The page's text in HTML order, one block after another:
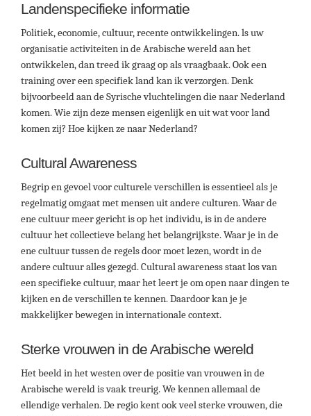
Landenspecifieke informatie
Politiek, economie, cultuur, recente ontwikkelingen. ls uw
organisatie activiteiten in de Arabische wereld aan het
ontwikkelen, dan treed ik graag op als vraagbaak. Ook een
training over een specifiek land kan ik verzorgen. Denk
bijvoorbeeld aan de Syrische vluchtelingen die naar Nederland
komen. Wie zijn deze mensen eigenlijk en uit wat voor land
komen zij? Hoe kijken ze naar Nederland?
Cultural Awareness
Begrip en gevoel voor culturele verschillen is essentieel als je
regelmatig omgaat met mensen uit andere culturen. Waar de
ene cultuur meer gericht is op het individu, is in de andere
cultuur het collectieve belang het belangrijkste. Waar je in de
ene cultuur tussen de regels door moet lezen, wordt in de
andere cultuur alles gezegd. Cultural awareness staat los van
een specifieke cultuur, maar het leert je om open naar dingen te
kijken en de verschillen te kennen. Daardoor kan je je
makkelijker bewegen in internationale context.
Sterke vrouwen in de Arabische wereld
Het beeld in het westen over de positie van vrouwen in de
Arabische wereld is vaak treurig. We kennen allemaal de
ellendige verhalen. De regio kent ook veel sterke vrouwen, die